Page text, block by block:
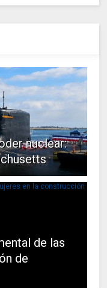
nuclear:
de las
de